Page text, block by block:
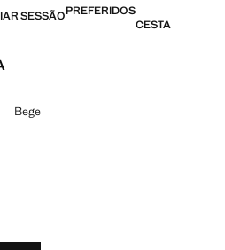
SESSÃOPREFERIDOS
CESTA
Bege